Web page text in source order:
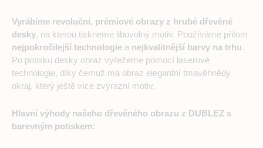
Vyrábíme revoluční, prémiové obrazy z hrubé dřevěné
desky, na kterou tiskneme libovolný motiv. Používáme přitom
nejpokročilejší technologie a nejkvalitnější barvy na trhu.
Po potisku desky obraz vyřežeme pomocí laserové
technologie, díky čemuž má obraz elegantní tmavěhnědý
okraj, který ještě více zvýrazní motiv.
Hlavní výhody našeho dřevěného obrazu z DUBLEZ s
barevným potiskem: